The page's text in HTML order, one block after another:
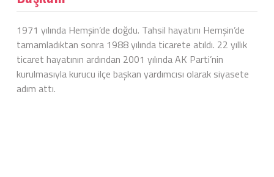
1971 yılında Hemşin’de doğdu. Tahsil hayatını Hemşin’de
tamamladıktan sonra 1988 yılında ticarete atıldı. 22 yıllık
ticaret hayatının ardından 2001 yılında AK Parti’nin
kurulmasıyla kurucu ilçe başkan yardımcısı olarak siyasete
adım attı.